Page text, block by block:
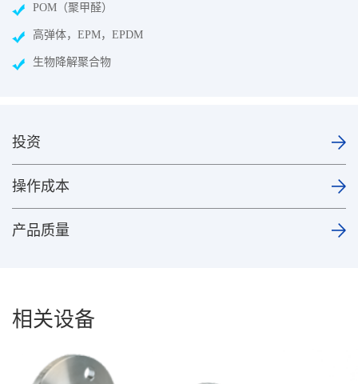
POM（聚甲醛）
高弹体，EPM，EPDM
生物降解聚合物
投资
操作成本
产品质量
相关设备